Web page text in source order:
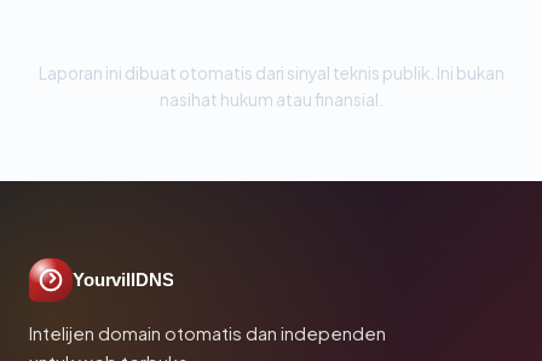
Laporan ini dibuat otomatis dari sinyal teknis publik. Ini bukan
nasihat hukum atau finansial.
YourvillDNS
Intelijen domain otomatis dan independen